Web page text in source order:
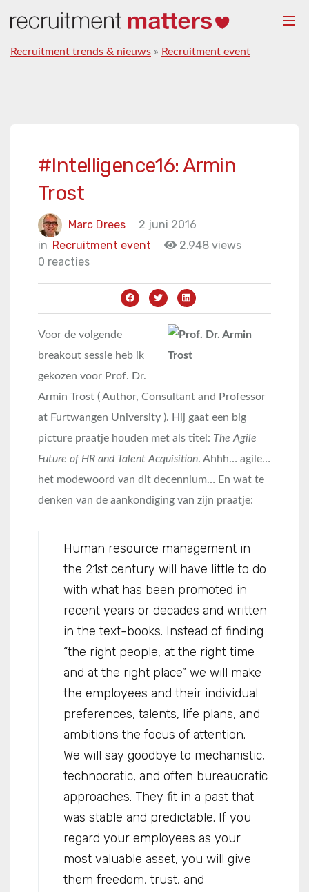
Recruitment trends & nieuws » Recruitment event
#Intelligence16: Armin
Trost
Marc Drees
2 juni 2016
in Recruitment event
2.948 views
0 reacties
Voor de volgende
breakout sessie heb ik
gekozen voor Prof. Dr.
Armin Trost ( Author, Consultant and Professor
at Furtwangen University ). Hij gaat een big
picture praatje houden met als titel: The Agile
Future of HR and Talent Acquisition. Ahhh… agile…
het modewoord van dit decennium… En wat te
denken van de aankondiging van zijn praatje:
Human resource management in
the 21st century will have little to do
with what has been promoted in
recent years or decades and written
in the text-books. Instead of finding
“the right people, at the right time
and at the right place” we will make
the employees and their individual
preferences, talents, life plans, and
ambitions the focus of attention.
We will say goodbye to mechanistic,
technocratic, and often bureaucratic
approaches. They fit in a past that
was stable and predictable. If you
regard your employees as your
most valuable asset, you will give
them freedom, trust, and